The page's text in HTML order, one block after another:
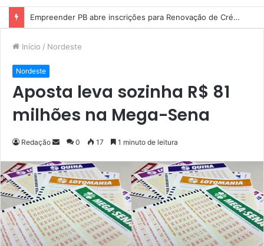
Empreender PB abre inscrições para Renovação de Crédito
Início / Nordeste
Nordeste
Aposta leva sozinha R$ 81
milhões na Mega-Sena
Redação
n
d
e
u
m
e
0 17 1 minuto de leitura